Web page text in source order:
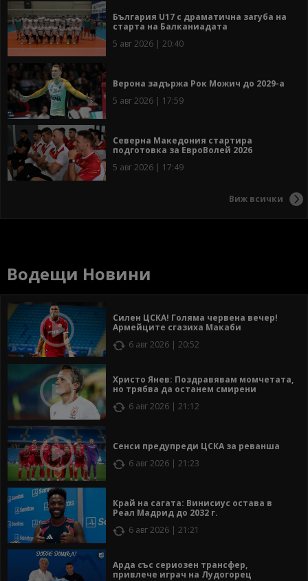
България U17 с драматична загуба на
старта на Балканиадата
5 авг 2026 | 20:40
Верона задържа Рок Можич до 2029-а
5 авг 2026 | 17:59
Северна Македония стартира
подготовка за ЕвроВолей 2026
5 авг 2026 | 17:49
Виж всички
Водещи Новини
Силен ЦСКА! Голяма червена вечер!
Армейците сгазиха Макаби
6 авг 2026 | 20:52
Христо Янев: Поздравявам момчетата,
но трябва да останем смирени
6 авг 2026 | 21:12
Сенси предупреди ЦСКА за реванша
6 авг 2026 | 21:23
Край на сагата: Винисиус остава в
Реал Мадрид до 2032 г.
6 авг 2026 | 21:21
Арда със сериозен трансфер,
привлече играч на Лудогорец